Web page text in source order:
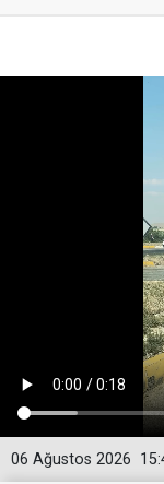
06 Ağustos 2026